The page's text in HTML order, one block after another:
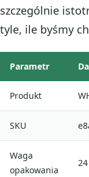
szczególnie
tyle, ile byśmy
Parametr
Produkt
SKU
Waga
opakowania